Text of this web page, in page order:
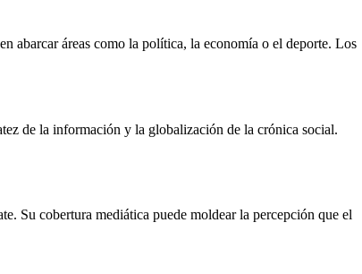
abarcar áreas como la política, la economía o el deporte. Los
de la información y la globalización de la crónica social.
Su cobertura mediática puede moldear la percepción que el